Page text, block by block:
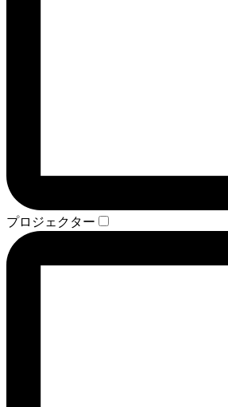
プロジェクター